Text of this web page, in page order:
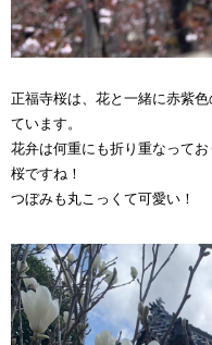
正福寺桜は、花と一緒に赤紫
ています。
花弁は何重にも折り重なって
桜ですね！
つぼみも丸こっくて可愛い！